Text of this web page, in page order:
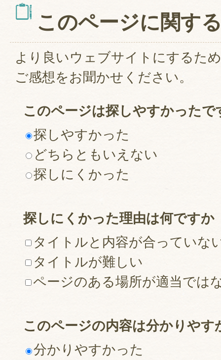
このページに関す
より良いウェブサイトにするた
ご感想をお聞かせください。
このページは探しやすかったで
探しやすかった
どちらともいえない
探しにくかった
探しにくかった理由は何ですか
タイトルと内容が合っていな
タイトルが難しい
ページのある場所が適当では
このページの内容は分かりやす
分かりやすかった